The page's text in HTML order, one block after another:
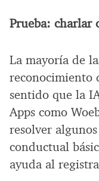
Prueba: charlar
La mayoría de
reconocimiento
sentido que la
Apps como
resolver
conductual
ayuda al